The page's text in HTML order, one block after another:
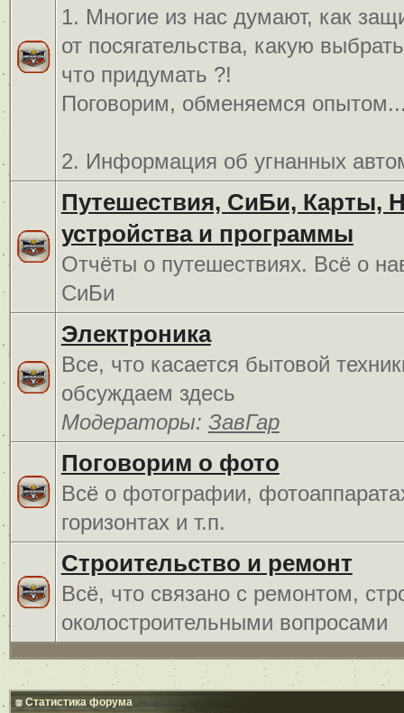
1. Многие из нас думают, как
от посягательства, какую
что придумать ?!
Поговорим, обменяемся
2. Информация об угнанных
Путешествия, СиБи, Карты,
устройства и программы
Отчёты о путешествиях. Всё о
СиБи
Электроника
Все, что касается бытовой
обсуждаем здесь
Модераторы: ЗавГар
Поговорим о фото
Всё о фотографии,
горизонтах и т.п.
Строительство и ремонт
Всё, что связано с ремонтом,
околостроительными вопросами
Статистика форума